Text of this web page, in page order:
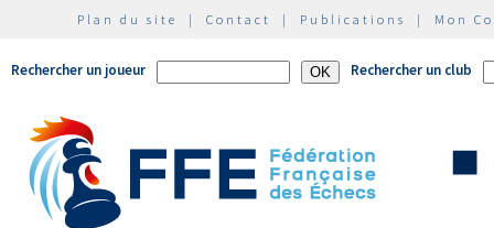
Plan du site | Contact | Publications | Mon
Rechercher un joueur Rechercher un club